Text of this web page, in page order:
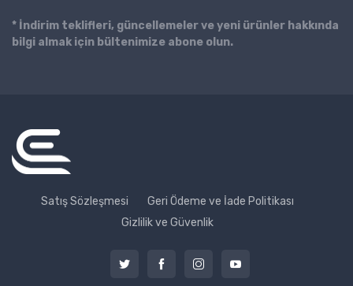
* İndirim teklifleri, güncellemeler ve yeni ürünler hakkında
bilgi almak için bültenimize abone olun.
Satış Sözleşmesi
Geri Ödeme ve İade Politikası
Gizlilik ve Güvenlik